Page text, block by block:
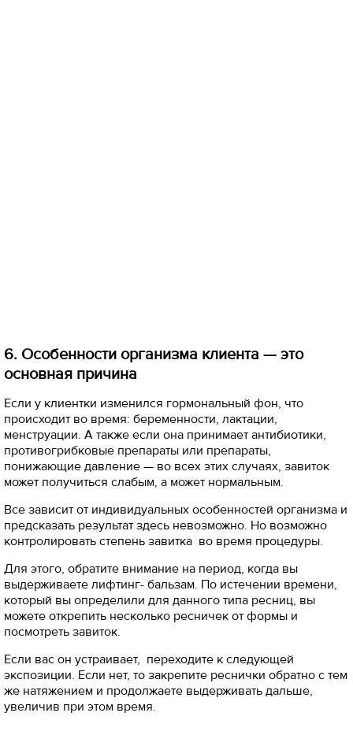
6. Особенности организма клиента — это
основная причина
Если у клиентки изменился гормональный фон, что
происходит во время: беременности, лактации,
менструации. А также если она принимает антибиотики,
противогрибковые препараты или препараты,
понижающие давление — во всех этих случаях, завиток
может получиться слабым, а может нормальным.
Все зависит от индивидуальных особенностей организма и
предсказать результат здесь невозможно. Но возможно
контролировать степень завитка во время процедуры.
Для этого, обратите внимание на период, когда вы
выдерживаете лифтинг- бальзам. По истечении времени,
который вы определили для данного типа ресниц, вы
можете открепить несколько ресничек от формы и
посмотреть завиток.
Если вас он устраивает, переходите к следующей
экспозиции. Если нет, то закрепите реснички обратно с тем
же натяжением и продолжаете выдерживать дальше,
увеличив при этом время.